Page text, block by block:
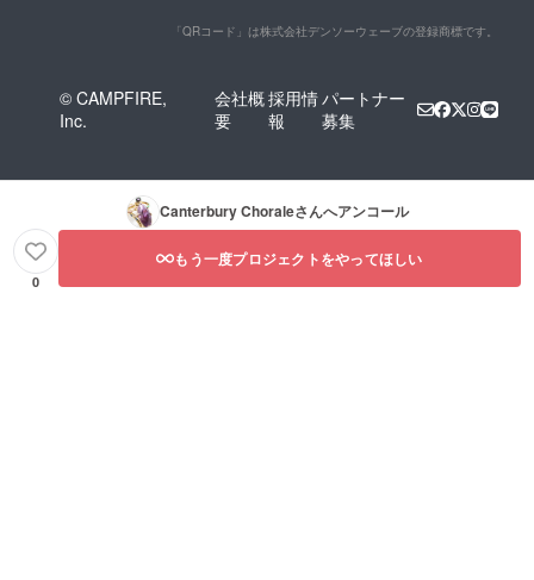
「QRコード」は株式会社デンソーウェーブの登録商標です。
© CAMPFIRE,
Inc.
会社概
要
採用情
報
パートナー
募集
Canterbury Choraleさんへアンコール
0
もう一度プロジェクトをやってほしい